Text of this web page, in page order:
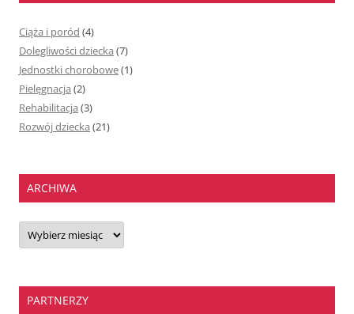
Ciąża i poród (4)
Dolegliwości dziecka (7)
Jednostki chorobowe(1)
Pielęgnacja (2)
Rehabilitacja (3)
Rozwój dziecka (21)
ARCHIWA
Archiwa
PARTNERZY